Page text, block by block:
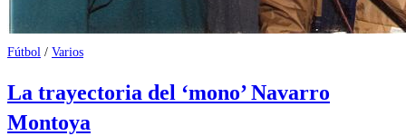
Fútbol / Varios
La trayectoria del ‘mono’ Navarro
Montoya